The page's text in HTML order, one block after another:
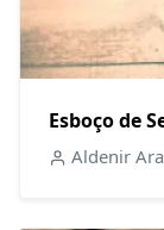
Esboço de
Aldenir